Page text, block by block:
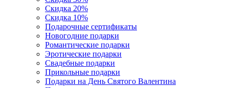
Скидка 20%
Скидка 10%
Подарочные сертификаты
Новогодние подарки
Романтические подарки
Эротические подарки
Свадебные подарки
Прикольные подарки
Подарки на День Святого Валентина